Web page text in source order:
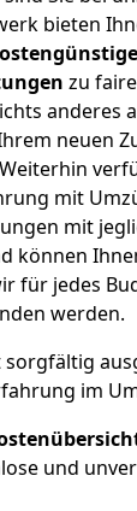
bieten
zu
anderes
neuen
mit
mit
können
für jedes
werden.
sorgfältig
im
und